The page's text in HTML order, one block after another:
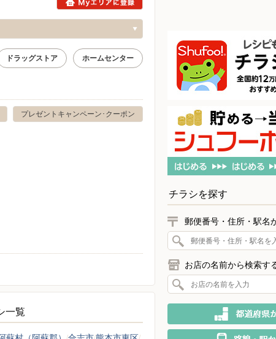
ドラッグストア ホームセンター
プレゼントキャンペーン･クーポン
一覧
チラシを探す
郵便番号・住所・駅名
お店の名前から検索す